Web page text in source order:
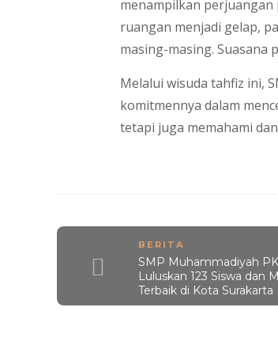
menampilkan perjuangan
ruangan menjadi gelap,
masing-masing. Suasana
Melalui wisuda tahfiz ini,
komitmennya dalam
tetapi juga memahami
BERITA
SMP Muhammadiyah
Luluskan 123 Siswa dan
Terbaik di Kota Surakarta